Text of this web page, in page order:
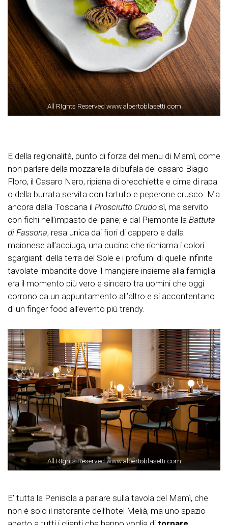
All RIghts Reserved www.albertoblasetti.com
E della regionalità, punto di forza del menu di Mamì, come
non parlare della mozzarella di bufala del casaro Biagio
Floro, il Casaro Nero, ripiena di orecchiette e cime di rapa
o della burrata servita con tartufo e peperone crusco. Ma
ancora dalla Toscana il Prosciutto Crudo sì, ma servito
con fichi nell’impasto del pane; e dal Piemonte la Battuta
di Fassona, resa unica dai fiori di cappero e dalla
maionese all’acciuga, una cucina che richiama i colori
sgargianti della terra del Sole e i profumi di quelle infinite
tavolate imbandite dove il mangiare insieme alla famiglia
era il momento più vero e sincero tra uomini che oggi
corrono da un appuntamento all’altro e si accontentano
di un finger food all’evento più trendy.
All RIghts Reserved www.albertoblasetti.com
E’ tutta la Penisola a parlare sulla tavola del Mamì, che
non è solo il ristorante dell’hotel Melià, ma uno spazio